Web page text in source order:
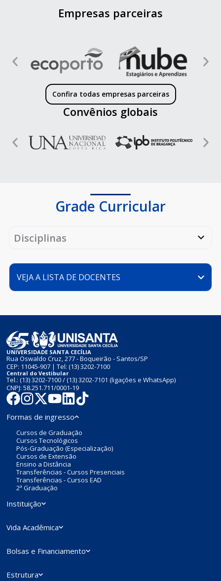
Empresas parceiras
Confira todas empresas parceiras
Convênios globais
Grade Curricular
Disciplinas
VEJA A LISTA DE DOCENTES
UNIVERSIDADE SANTA CECÍLIA
Rua Oswaldo Cruz, 277 - Boqueirão - Santos/SP
CEP: 11045-907 | Tel:(13) 3202-7100
Central do Vestibular
Tel.:(13) 3202-7100/(13) 3202-7101 (ligações e WhatsApp)
CNPJ: 58.251.711/0001-19
Formas de ingresso
Cursos de Graduação
Cursos Tecnológicos
Pós-Graduação (Especialização)
Cursos de Extensão
Ensino a Distância
Transferências - Cursos Presenciais
Transferências - Cursos EAD
2ª Graduação
Instituição
Vida Acadêmica
Bolsas e Financiamento
Estrutura